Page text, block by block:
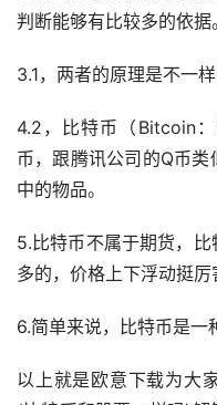
判断能够有比较多的依据。
3.1，两者的原理是不一样
4.2，比特币（Bitcoin
币，跟腾讯公司的Q币
中的物品。
5.比特币不属于期货，
多的，价格上下浮动挺厉
6.简单来说，比特币是一
以上就是欧意下载为大